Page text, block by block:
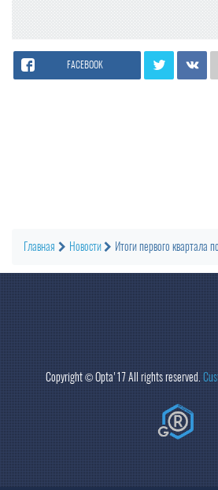
FACEBOOK
Главная Новости Итоги первого квартала
Copyright ©Opta'17 All rights reserved.